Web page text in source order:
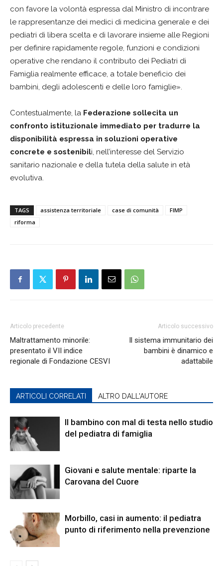
con favore la volontà espressa dal Ministro di incontrare
le rappresentanze dei medici di medicina generale e dei
pediatri di libera scelta e di lavorare insieme alle Regioni
per definire rapidamente regole, funzioni e condizioni
operative che rendano il contributo dei Pediatri di
Famiglia realmente efficace, a totale beneficio dei
bambini, degli adolescenti e delle loro famiglie».
Contestualmente, la Federazione sollecita un
confronto istituzionale immediato per tradurre la
disponibilità espressa in soluzioni operative
concrete e sostenibili, nell’interesse del Servizio
sanitario nazionale e della tutela della salute in età
evolutiva.
TAGS assistenza territoriale case di comunità
FIMP
riforma
Articolo precedente
Maltrattamento minorile:
presentato il VII indice
regionale di Fondazione CESVI
Articolo successivo
Il sistema immunitario dei
bambini è dinamico e
adattabile
ARTICOLI CORRELATI ALTRO DALL'AUTORE
Il bambino con mal di testa nello studio
del pediatra di famiglia
Giovani e salute mentale: riparte la
Carovana del Cuore
Morbillo, casi in aumento: il pediatra
punto di riferimento nella prevenzione